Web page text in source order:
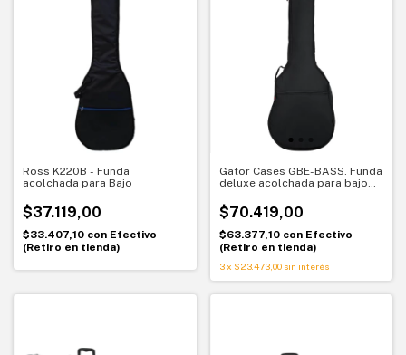
Ross K220B - Funda
acolchada para Bajo
$37.119,00
$33.407,10 con Efectivo
(Retiro en tienda)
Gator Cases GBE-BASS. Funda
deluxe acolchada para bajo
funcional
$70.419,00
$63.377,10 con Efectivo
(Retiro en tienda)
3 x $23.473,00 sin interés